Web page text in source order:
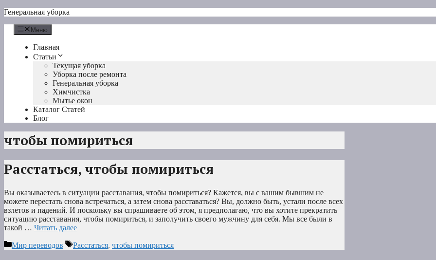
Перейти
содержимому
Генеральная уборка
Меню
Главная
Статьи
Текущая уборка
Уборка после ремонта
Генеральная уборка
Химчистка
Мытье окон
Каталог Статей
Блог
чтобы помириться
Расстаться, чтобы помириться
Вы оказываетесь в ситуации расставания, чтобы помириться? Кажется, вы с вашим бывшим не
можете перестать снова встречаться, а затем снова расставаться? Вы, должно быть, устали после всех
взлетов и падений. И поскольку вы спрашиваете об этом, я предполагаю, что вы хотите прекратить
ситуацию расставания, чтобы помириться, и заполучить своего мужчину для себя. Мы все были в
такой … Читать далее
Рубрики
Мир переводов Метки
Расстаться, чтобы помириться